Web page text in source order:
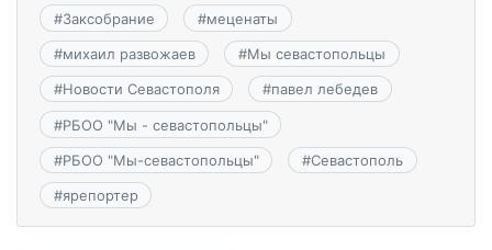
#Заксобрание #меценаты
#михаил развожаев #Мы севастопольцы
#Новости Севастополя #павел лебедев
#РБОО "Мы - севастопольцы"
#РБОО "Мы-севастопольцы" #Севастополь
#ярепортер